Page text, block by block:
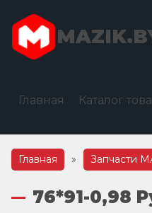
Главная Каталог
Главная » Запчасти
76*91-0,98